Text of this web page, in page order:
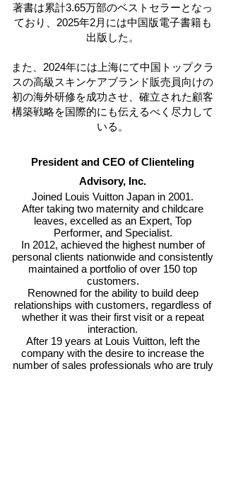
著書は累計3.65万部のベストセラーとなっ
ており、2025年2月には中国版電子書籍も
出版した。
また、2024年には上海にて中国トップクラ
スの高級スキンケアブランド販売員向けの
初の海外研修を成功させ、確立された顧客
構築戦略を国際的にも伝えるべく尽力して
いる。
President and CEO of Clienteling
Advisory, Inc.
Joined Louis Vuitton Japan in 2001.
After taking two maternity and childcare
leaves, excelled as an Expert, Top
Performer, and Specialist.
In 2012, achieved the highest number of
personal clients nationwide and consistently
maintained a portfolio of over 150 top
customers.
Renowned for the ability to build deep
relationships with customers, regardless of
whether it was their first visit or a repeat
interaction.
After 19 years at Louis Vuitton, left the
company with the desire to increase the
number of sales professionals who are truly